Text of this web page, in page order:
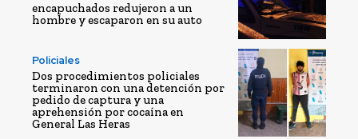
encapuchados redujeron a un
hombre y escaparon en su auto
Policiales
Dos procedimientos policiales
terminaron con una detención por
pedido de captura y una
aprehensión por cocaína en
General Las Heras